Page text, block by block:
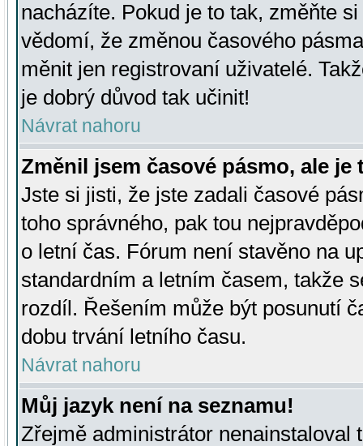
nacházíte. Pokud je to tak, změňte
vědomí, že změnou časového
měnit jen registrovaní uživatelé.
je dobrý důvod tak učinit!
Návrat nahoru
Změnil jsem časové pásmo, ale je
Jste si jisti, že jste zadali časové
toho správného, pak tou
o letní čas. Fórum není stavěno na
standardním a letním časem, takže
rozdíl. Řešením může být posunutí
dobu trvání letního času.
Návrat nahoru
Můj jazyk není na seznamu!
Zřejmě administrátor nenainstaloval